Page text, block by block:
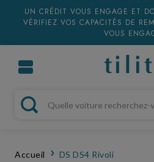
UN CRÉDIT VOUS ENGAGE ET
VÉRIFIEZ VOS CAPACITÉS DE
VOUS
Accueil DS DS4 Rivoli